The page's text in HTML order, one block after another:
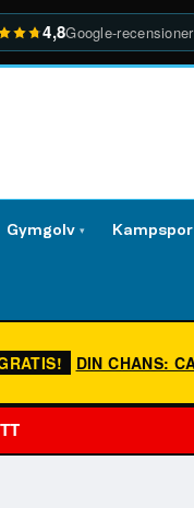
4,8Google-recensioner
Gymgolv ▾
DIN CHANS: